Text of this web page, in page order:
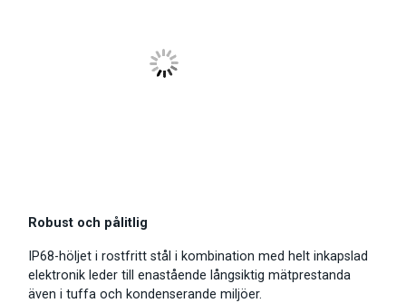
Robust och pålitlig
IP68-höljet i rostfritt stål i kombination med helt inkapslad
elektronik leder till enastående långsiktig mätprestanda
även i tuffa och kondenserande miljöer.